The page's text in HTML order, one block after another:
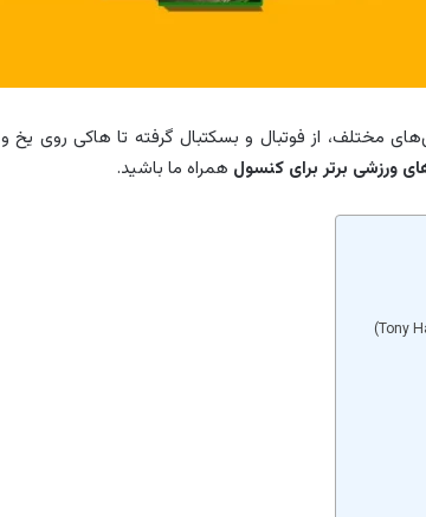
مختلف، از فوتبال و بسکتبال گرفته تا هاکی روی یخ و
ورزشی برتر برای کنسول همراه ما باشید.